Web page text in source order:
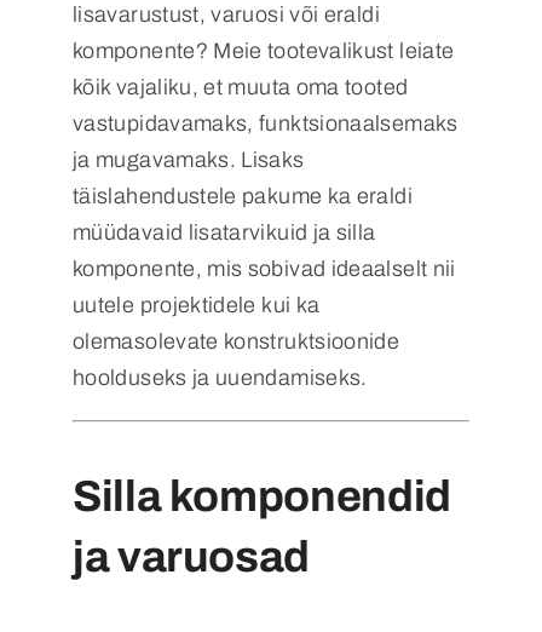
lisavarustust, varuosi või eraldi
komponente? Meie tootevalikust leiate
kõik vajaliku, et muuta oma tooted
vastupidavamaks, funktsionaalsemaks
ja mugavamaks. Lisaks
täislahendustele pakume ka eraldi
müüdavaid lisatarvikuid ja silla
komponente, mis sobivad ideaalselt nii
uutele projektidele kui ka
olemasolevate konstruktsioonide
hoolduseks ja uuendamiseks.
Silla komponendid
ja varuosad